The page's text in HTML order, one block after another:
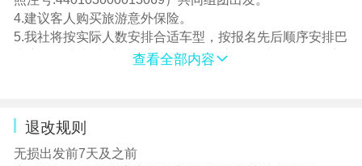
4.建议客人购买旅游意外保险。
5.我社将按实际人数安排合适车型，按报名先后顺序安排巴
士座位，上车请对号入座；车牌号、座位号以及陪同联系
6.单1人报名需补单房差（1间房2床位。标准成人报价含1
人床位费，如单数报名需补单房差）。若出现单男单女，
查看全部内容
退改规则
无损出发前7天及之前